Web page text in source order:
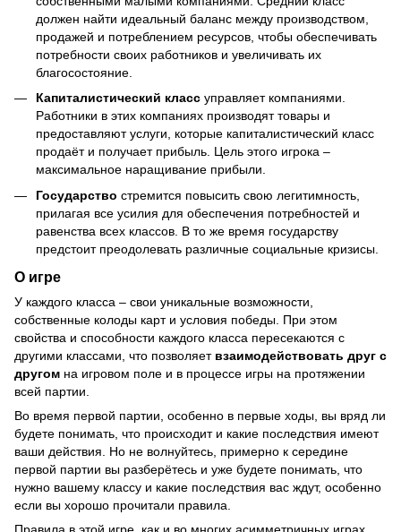
должен найти идеальный баланс между производством,
продажей и потреблением ресурсов, чтобы обеспечивать
потребности своих работников и увеличивать их
благосостояние.
Капиталистический класс управляет компаниями.
Работники в этих компаниях производят товары и
предоставляют услуги, которые капиталистический класс
продаёт и получает прибыль. Цель этого игрока –
максимальное наращивание прибыли.
Государство стремится повысить свою легитимность,
прилагая все усилия для обеспечения потребностей и
равенства всех классов. В то же время государству
предстоит преодолевать различные социальные кризисы.
О игре
У каждого класса – свои уникальные возможности,
собственные колоды карт и условия победы. При этом
свойства и способности каждого класса пересекаются с
другими классами, что позволяет взаимодействовать друг с
другом на игровом поле и в процессе игры на протяжении
всей партии.
Во время первой партии, особенно в первые ходы, вы вряд ли
будете понимать, что происходит и какие последствия имеют
ваши действия. Но не волнуйтесь, примерно к середине
первой партии вы разберётесь и уже будете понимать, что
нужно вашему классу и какие последствия вас ждут, особенно
если вы хорошо прочитали правила.
Правила в этой игре, как и во многих асимметричных играх,